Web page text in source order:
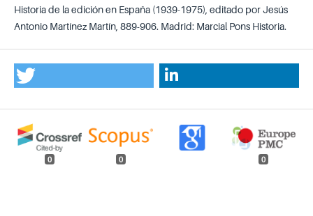
Historia de la edición en España (1939-1975), editado por Jesús
Antonio Martínez Martín, 889-906. Madrid: Marcial Pons Historia.
0 0 0